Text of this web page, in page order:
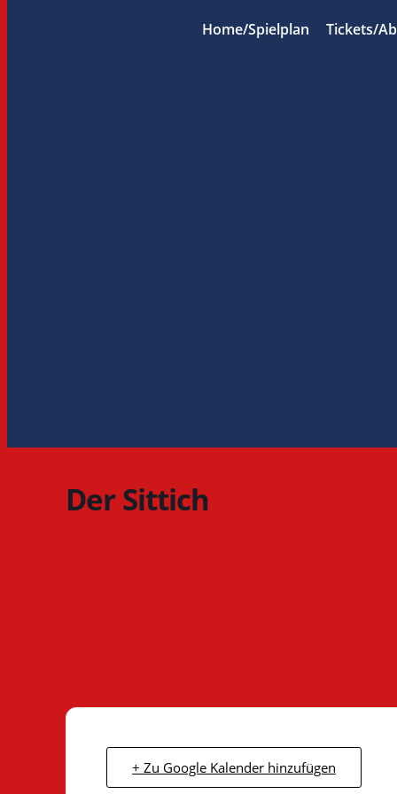
Home/Spielplan Tickets/
Der Sittich
+ Zu Google Kalender hinzufügen